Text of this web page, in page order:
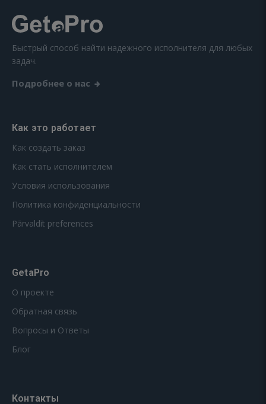
Быстрый способ найти надежного исполнителя для любых
задач.
Подробнее о нас
Как это работает
Как создать заказ
Как стать исполнителем
Условия использования
Политика конфиденциальности
Pārvaldīt preferences
GetaPro
О проекте
Обратная связь
Вопросы и Ответы
Блог
Контакты